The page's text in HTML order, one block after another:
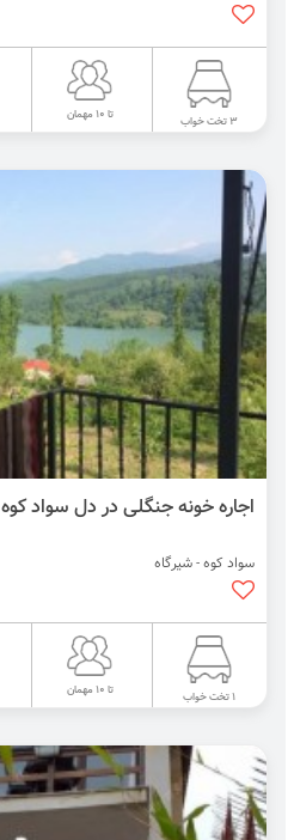
3 تخت خواب تا 10 مهمان
اجاره خونه جنگلی در دل سواد کوه
سواد کوه - شیرگاه
1 تخت خواب تا 10 مهمان